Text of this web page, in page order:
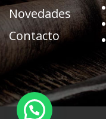
Novedades
Contacto